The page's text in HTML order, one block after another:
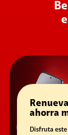
ahorra
Disfruta